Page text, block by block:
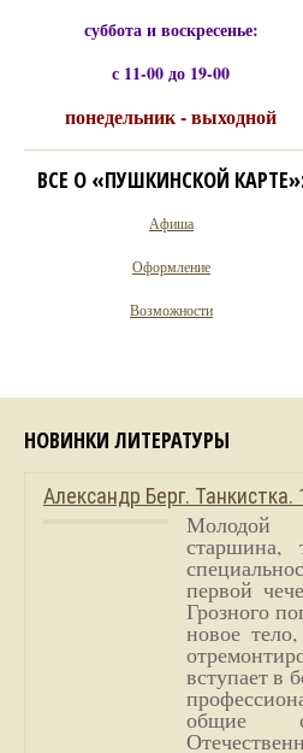
суббота и воскресенье:
с 11-00 до 19-00
понедельник - выходной
ВСЕ О «ПУШКИНСКОЙ
Афиша
Оформление
Возможности
НОВИНКИ ЛИТЕРАТУРЫ
Александр Берг. Танкистка.
Молодой
старшина,
первой
Грозного
новое
вступает в
общие